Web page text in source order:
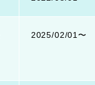
2025/02/01〜